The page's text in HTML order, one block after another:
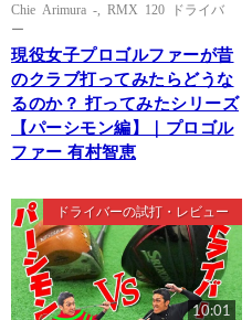
Chie Arimura -
RMX 120 ドライバ
ー
現役女子プロゴルファーが昔
のクラブ打ってみたらどうな
るのか？ 打ってみたシリーズ
【パーシモン編】｜プロゴル
ファー 有村智恵
ドライバーの試打・レビュー
10:01